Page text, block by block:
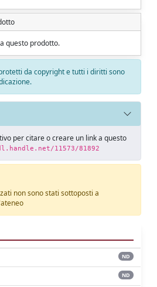
questo prodotto.
da copyright e tutti i diritti sono
per citare o creare un link a questo
11573/81892
non sono stati sottoposti a
ND
ND